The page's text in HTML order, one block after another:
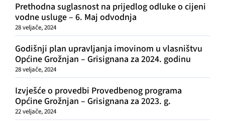
Prethodna suglasnost na prijedlog odluke o cijeni
vodne usluge – 6. Maj odvodnja
28 veljače, 2024
Godišnji plan upravljanja imovinom u vlasništvu
Općine Grožnjan – Grisignana za 2024. godinu
28 veljače, 2024
Izvješće o provedbi Provedbenog programa
Općine Grožnjan – Grisignana za 2023. g.
22 veljače, 2024